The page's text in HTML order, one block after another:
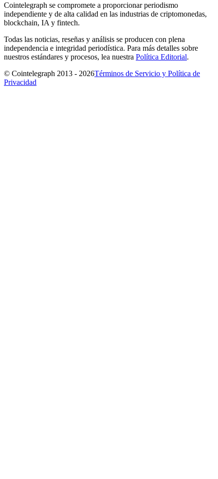
Cointelegraph se compromete a proporcionar periodismo
independiente y de alta calidad en las industrias de criptomonedas,
blockchain, IA y fintech.
Todas las noticias, reseñas y análisis se producen con plena
independencia e integridad periodística. Para más detalles sobre
nuestros estándares y procesos, lea nuestra Política Editorial.
© Cointelegraph 2013 - 2026Términos de Servicio y Política de
Privacidad